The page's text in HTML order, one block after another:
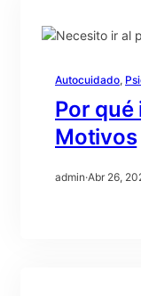
Autocuidado,
Por qué
Motivos
admin·Abr 26,